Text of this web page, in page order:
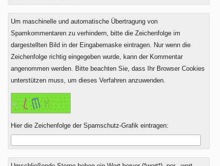
Um maschinelle und automatische Übertragung von
Spamkommentaren zu verhindern, bitte die Zeichenfolge im
dargestellten Bild in der Eingabemaske eintragen. Nur wenn die
Zeichenfolge richtig eingegeben wurde, kann der Kommentar
angenommen werden. Bitte beachten Sie, dass Ihr Browser Cookies
unterstützen muss, um dieses Verfahren anzuwenden.
Hier die Zeichenfolge der Spamschutz-Grafik eintragen: